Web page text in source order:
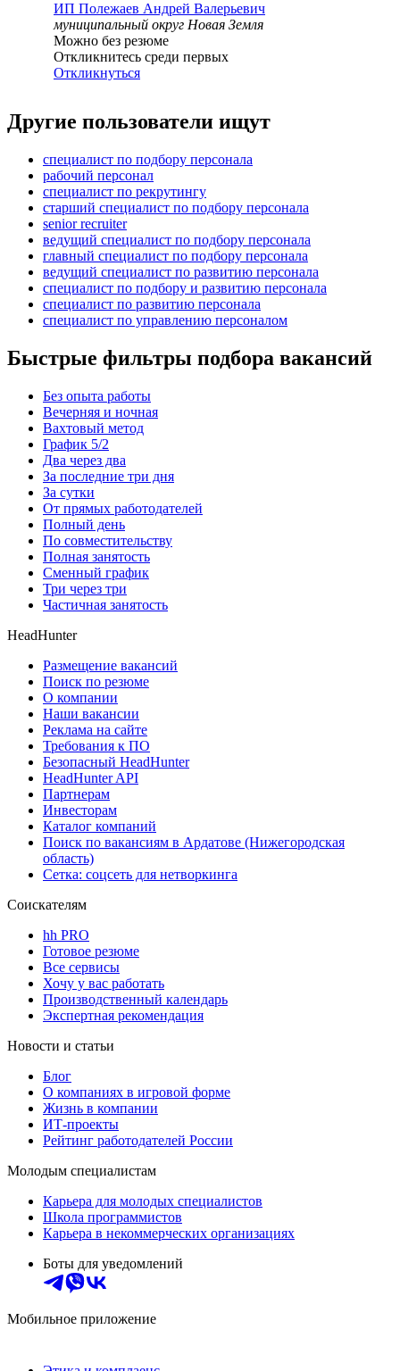
ИП Полежаев Андрей Валерьевич
муниципальный округ Новая Земля
Можно без резюме
Откликнитесь среди первых
Откликнуться
Другие пользователи ищут
специалист по подбору персонала
рабочий персонал
специалист по рекрутингу
старший специалист по подбору персонала
senior recruiter
ведущий специалист по подбору персонала
главный специалист по подбору персонала
ведущий специалист по развитию персонала
специалист по подбору и развитию персонала
специалист по развитию персонала
специалист по управлению персоналом
Быстрые фильтры подбора вакансий
Без опыта работы
Вечерняя и ночная
Вахтовый метод
График 5/2
Два через два
За последние три дня
За сутки
От прямых работодателей
Полный день
По совместительству
Полная занятость
Сменный график
Три через три
Частичная занятость
HeadHunter
Размещение вакансий
Поиск по резюме
О компании
Наши вакансии
Реклама на сайте
Требования к ПО
Безопасный HeadHunter
HeadHunter API
Партнерам
Инвесторам
Каталог компаний
Поиск по вакансиям в Ардатове (Нижегородская
область)
Сетка: соцсеть для нетворкинга
Соискателям
hh PRO
Готовое резюме
Все сервисы
Хочу у вас работать
Производственный календарь
Экспертная рекомендация
Новости и статьи
Блог
О компаниях в игровой форме
Жизнь в компании
ИТ-проекты
Рейтинг работодателей России
Молодым специалистам
Карьера для молодых специалистов
Школа программистов
Карьера в некоммерческих организациях
Боты для уведомлений
Мобильное приложение